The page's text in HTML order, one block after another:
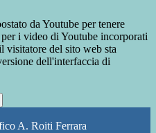
da Youtube per tenere
i video di Youtube incorporati
visitatore del sito web sta
dell'interfaccia di
A. Roiti Ferrara